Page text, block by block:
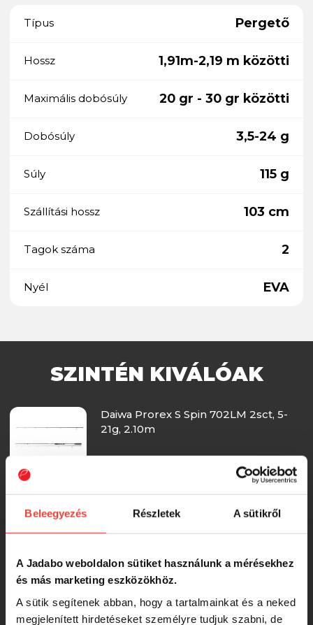
Beleegyezés Részletek A sütikről
A Jadabo weboldalon sütiket használunk a mérésekhez
és más marketing eszközökhöz.
A sütik segítenek abban, hogy a tartalmainkat és a neked
megjelenített hirdetéseket személyre tudjuk szabni, de
Típus Pergető
Hossz 1,91m-2,19 m közötti
Maximális dobósúly 20 gr - 30 gr közötti
Dobósúly 3,5-24 g
Súly 115 g
Szállítási hossz 103 cm
Tagok száma 2
Nyél EVA
SZINTÉN KIVÁLÓAK
Daiwa Prorex S Spin 702LM 2sct, 5-
21g, 2.10m
Daiwa Fuego Predator Spin 702LML
-16% 20 952 Ft
Favorite Totem 702M 213cm 8-28g